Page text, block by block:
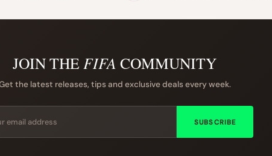
JOIN THE FIFA COMMUNITY
the latest releases, tips and exclusive deals every week.
SUBSCRIBE